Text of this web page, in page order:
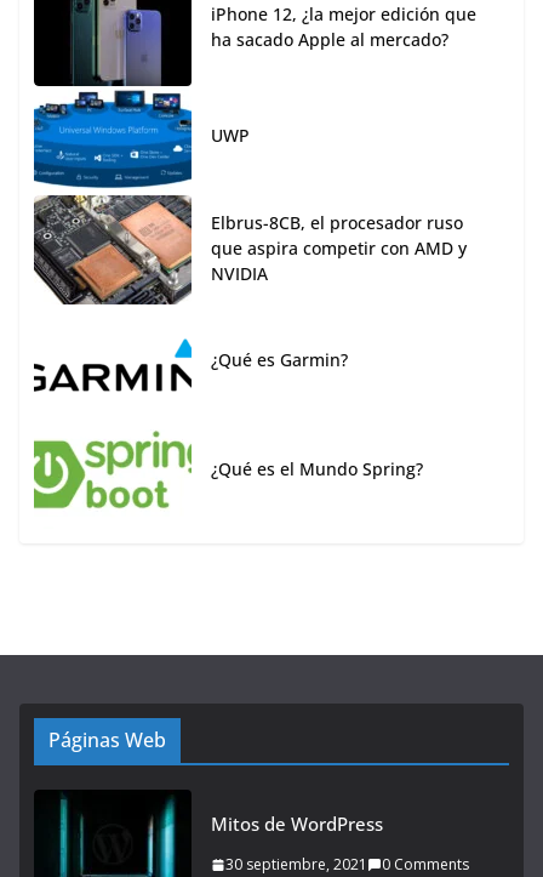
iPhone 12, ¿la mejor edición que
ha sacado Apple al mercado?
UWP
Elbrus-8CB, el procesador ruso
que aspira competir con AMD y
NVIDIA
¿Qué es Garmin?
¿Qué es el Mundo Spring?
Páginas Web
Mitos de WordPress
30 septiembre, 2021 0 Comments